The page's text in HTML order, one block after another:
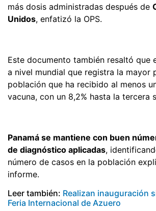
más dosis administradas después de
Unidos, enfatizó la OPS.
Este documento también resaltó que
a nivel mundial que registra la mayor
población que ha recibido al menos
vacuna, con un 8,2% hasta la tercera
Panamá se mantiene con buen
de diagnóstico aplicadas,
número de casos en la población
informe.
Leer también: Realizan inauguración
Feria Internacional de Azuero